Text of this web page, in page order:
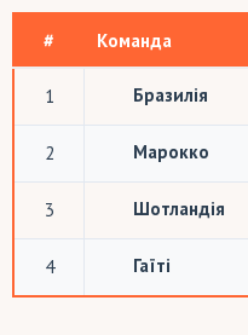
# Команда
1 Бразилія
2 Марокко
3 Шотландія
4 Гаїті